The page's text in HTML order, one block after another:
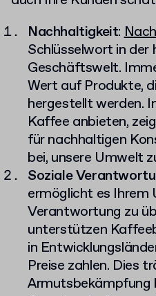
Nachhaltigkeit:
Schlüsselwort in der
Geschäftswelt.
Wert auf Produkte,
hergestellt werden.
Kaffee anbieten,
für nachhaltigen
bei, unsere Umwelt
Soziale
ermöglicht es Ihrem
Verantwortung zu
unterstützen
in
Preise zahlen. Dies
Armutsbekämpfung